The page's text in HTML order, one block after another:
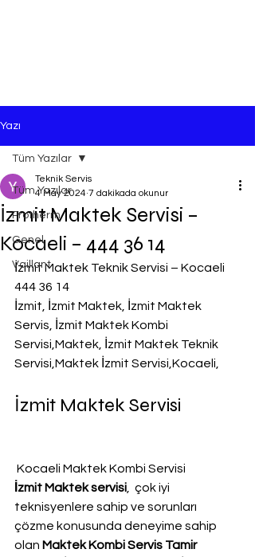
Yazı
Tüm Yazılar
Protherm
Genel
Vaillant
Tüm Yazılar
İzmit Maktek Servisi –
Kocaeli – 444 36 14
Teknik Servis
4 May 2024 7 dakikada okunur
İzmit Maktek Teknik Servisi – Kocaeli
444 36 14
İzmit, İzmit Maktek, İzmit Maktek
Servis, İzmit Maktek Kombi
Servisi,Maktek, İzmit Maktek Teknik
Servisi,Maktek İzmit Servisi,Kocaeli,
İzmit Maktek Servisi
Kocaeli Maktek Kombi Servisi
İzmit Maktek servisi ,  çok iyi
teknisyenlere sahip ve sorunları
çözme konusunda deneyime sahip
olan Maktek Kombi Servis Tamir